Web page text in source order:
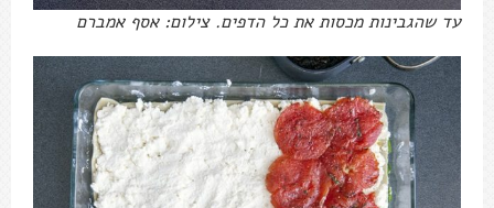
עד שהגבינות מכסות את כל הדפים. צילום: אסף אמברם